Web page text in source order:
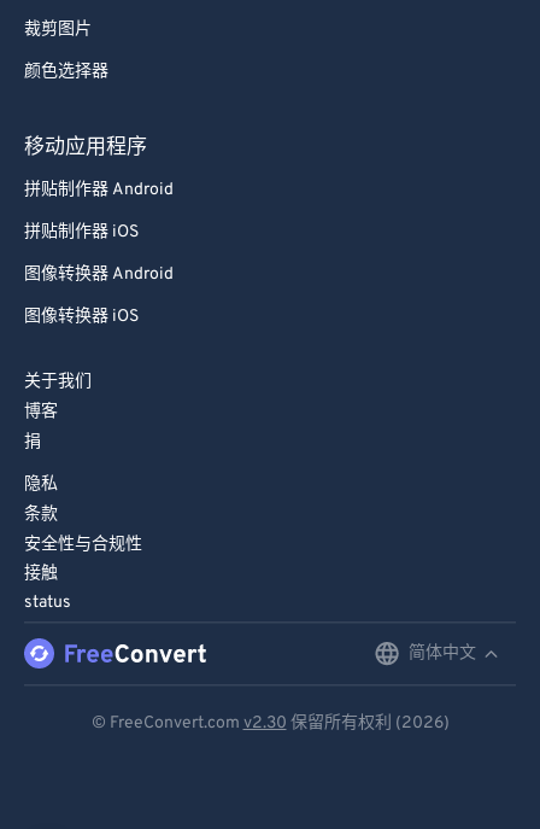
裁剪图片
颜色选择器
移动应用程序
拼贴制作器 Android
拼贴制作器 iOS
图像转换器 Android
图像转换器 iOS
关于我们
博客
捐
隐私
条款
安全性与合规性
接触
status
简体中文
© FreeConvert.com v2.30 保留所有权利 (2026)